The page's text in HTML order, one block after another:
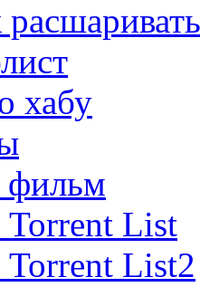
хабу
фильм
Torrent List
Torrent List2